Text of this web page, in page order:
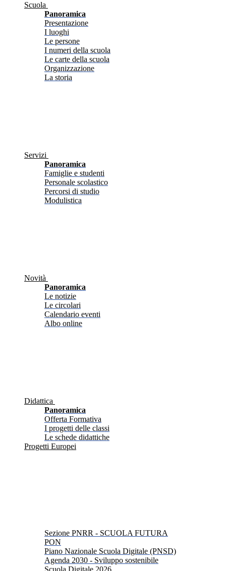
Scuola
Panoramica
Presentazione
I luoghi
Le persone
I numeri della scuola
Le carte della scuola
Organizzazione
La storia
Servizi
Panoramica
Famiglie e studenti
Personale scolastico
Percorsi di studio
Modulistica
Novità
Panoramica
Le notizie
Le circolari
Calendario eventi
Albo online
Didattica
Panoramica
Offerta Formativa
I progetti delle classi
Le schede didattiche
Progetti Europei
Sezione PNRR - SCUOLA FUTURA
PON
Piano Nazionale Scuola Digitale (PNSD)
Agenda 2030 - Sviluppo sostenibile